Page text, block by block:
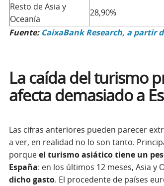
Resto de Asia y
Oceanía
28,90%
Fuente: CaixaBank Research, a partir
La caída del turismo
afecta demasiado a
Las cifras anteriores pueden parecer
a ver, en realidad no lo son tanto.
porqueel turismo asiático tiene un
España: en los últimos 12 meses, Asia y
dicho gasto. El procedente de países